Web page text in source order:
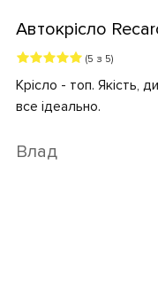
Автокрісло
(5 з 5)
Крісло - топ. Якість,
все ідеально.
Влад